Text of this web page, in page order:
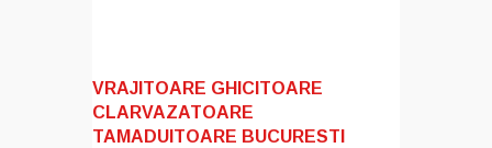
VRAJITOARE GHICITOARE
CLARVAZATOARE
TAMADUITOARE BUCURESTI